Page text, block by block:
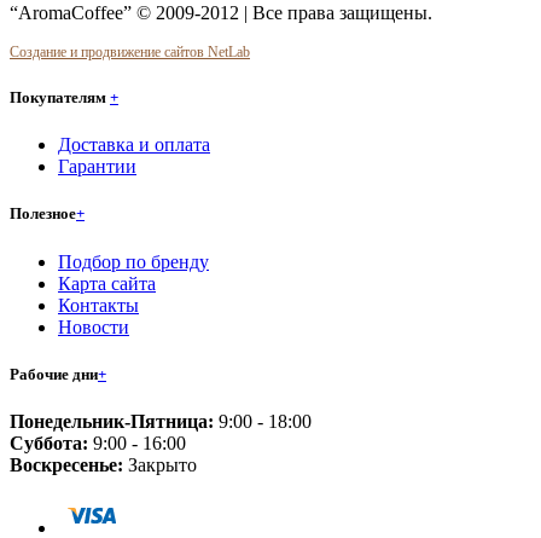
“AromaCoffee” © 2009-2012 | Все права защищены.
Создание и продвижение сайтов NetLab
Покупателям +
Доставка и оплата
Гарантии
Полезное+
Подбор по бренду
Карта сайта
Контакты
Новости
Рабочие дни+
Понедельник-Пятница: 9:00 - 18:00
Суббота: 9:00 - 16:00
Воскресенье: Закрыто